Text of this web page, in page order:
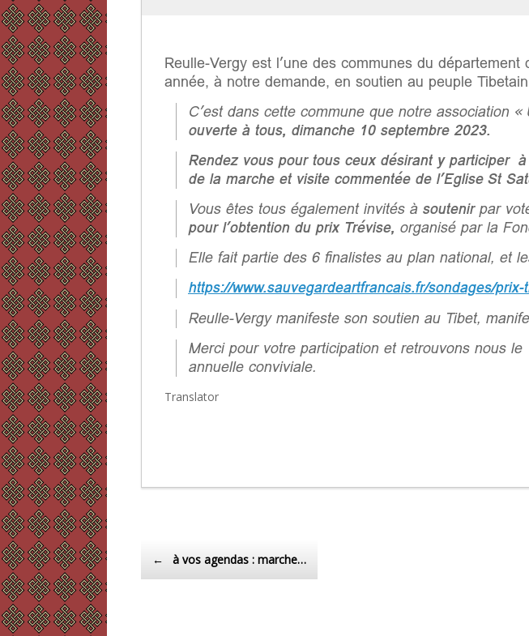
Reulle-Vergy est l’une des communes du
année, à notre demande, en soutien au peuple
C’est dans cette commune que notre association
ouverte à tous, dimanche 10 septembre 2023.
Rendez vous pour tous ceux désirant y participer
de la marche et visite commentée de l’Eglise St
Vous êtes tous également invités à soutenirpar
pour l’obtention du prix Trévise, organisé par la
Elle fait partie des 6 finalistes au plan national, et
https://www.sauvegardeartfrancais.fr/sondages/
Reulle-Vergy manifeste son soutien au Tibet,
Merci pour votre participation et retrouvons nous
annuelle conviviale.
Translator
← à vos agendas : marche…